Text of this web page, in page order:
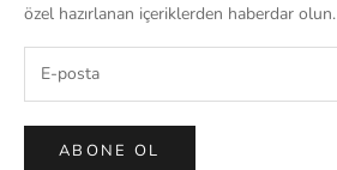
özel hazırlanan içeriklerden haberdar olun.
ABONE OL